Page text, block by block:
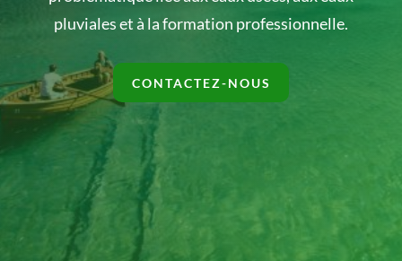
pluviales et à la formation professionnelle.
CONTACTEZ-NOUS